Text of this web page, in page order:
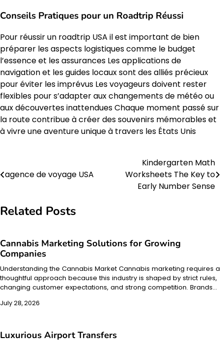
Conseils Pratiques pour un Roadtrip Réussi
Pour réussir un roadtrip USA il est important de bien
préparer les aspects logistiques comme le budget
l’essence et les assurances Les applications de
navigation et les guides locaux sont des alliés précieux
pour éviter les imprévus Les voyageurs doivent rester
flexibles pour s’adapter aux changements de météo ou
aux découvertes inattendues Chaque moment passé sur
la route contribue à créer des souvenirs mémorables et
à vivre une aventure unique à travers les États Unis
navigation
agence de voyage USA
Kindergarten Math
Worksheets The Key to
Early Number Sense
Related Posts
Cannabis Marketing Solutions for Growing
Companies
Understanding the Cannabis Market Cannabis marketing requires a
thoughtful approach because this industry is shaped by strict rules,
changing customer expectations, and strong competition. Brands…
July 28, 2026
Luxurious Airport Transfers